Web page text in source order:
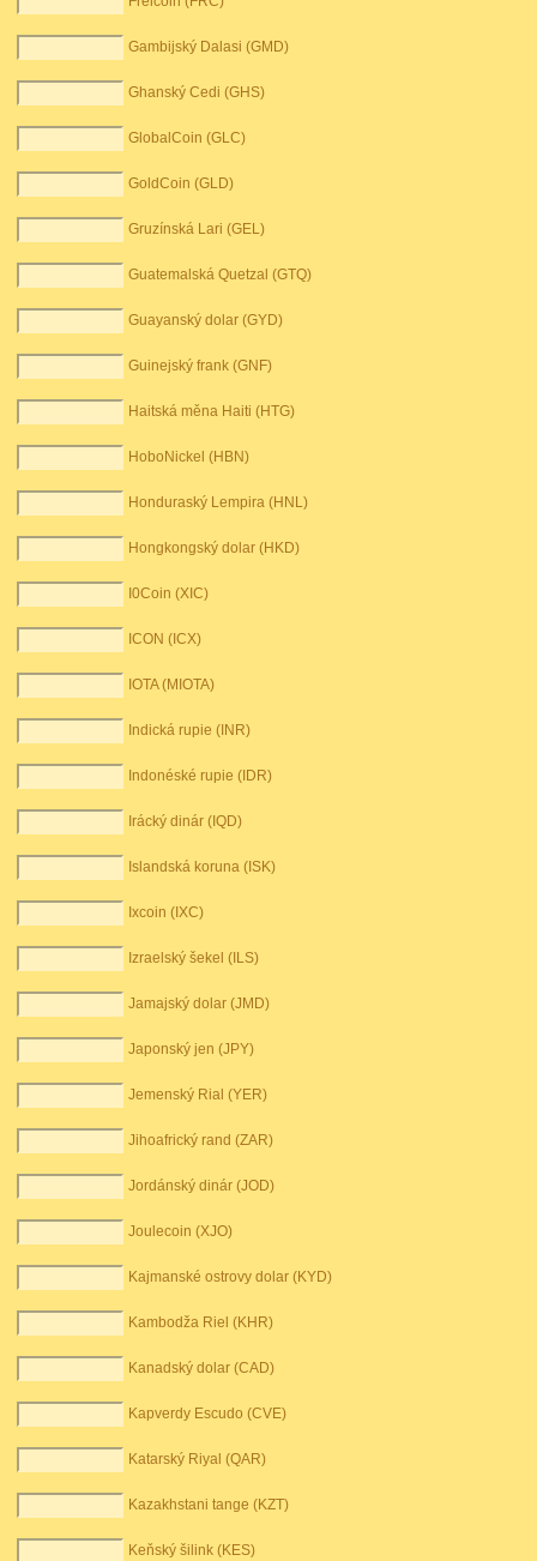
Gambijský Dalasi (GMD)
Ghanský Cedi (GHS)
GlobalCoin (GLC)
GoldCoin (GLD)
Gruzínská Lari (GEL)
Guatemalská Quetzal (GTQ)
Guayanský dolar (GYD)
Guinejský frank (GNF)
Haitská měna Haiti (HTG)
HoboNickel (HBN)
Honduraský Lempira (HNL)
Hongkongský dolar (HKD)
I0Coin (XIC)
ICON (ICX)
IOTA (MIOTA)
Indická rupie (INR)
Indonéské rupie (IDR)
Irácký dinár (IQD)
Islandská koruna (ISK)
Ixcoin (IXC)
Izraelský šekel (ILS)
Jamajský dolar (JMD)
Japonský jen (JPY)
Jemenský Rial (YER)
Jihoafrický rand (ZAR)
Jordánský dinár (JOD)
Joulecoin (XJO)
Kajmanské ostrovy dolar (KYD)
Kambodža Riel (KHR)
Kanadský dolar (CAD)
Kapverdy Escudo (CVE)
Katarský Riyal (QAR)
Kazakhstani tange (KZT)
Keňský šilink (KES)